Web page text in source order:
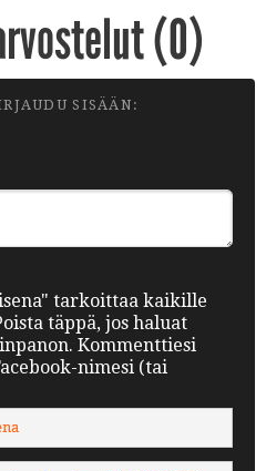
(0)
SISÄÄN:
tarkoittaa kaikille
täppä, jos haluat
Kommenttiesi
nimesi (tai